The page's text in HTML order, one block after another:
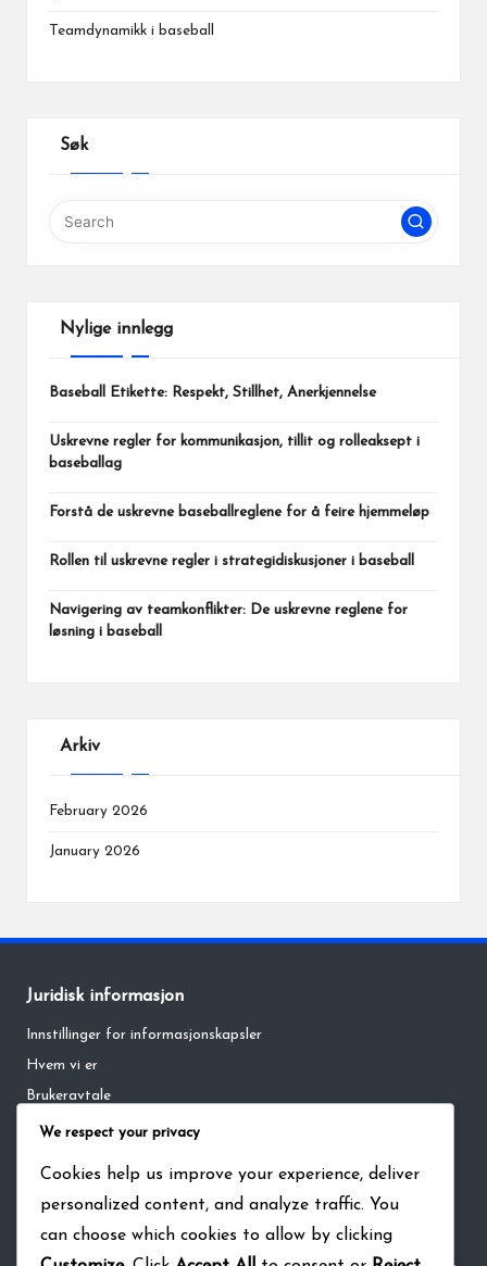
Teamdynamikk i baseball
Søk
Nylige innlegg
Baseball Etikette: Respekt, Stillhet, Anerkjennelse
Uskrevne regler for kommunikasjon, tillit og rolleaksept i
baseballag
Forstå de uskrevne baseballreglene for å feire hjemmeløp
Rollen til uskrevne regler i strategidiskusjoner i baseball
Navigering av teamkonflikter: De uskrevne reglene for
løsning i baseball
Arkiv
February 2026
January 2026
Juridisk informasjon
Innstillinger for informasjonskapsler
Hvem vi er
Brukeravtale
Personvernerklæring
Søk
We respect your privacy
Cookies help us improve your experience, deliver
personalized content, and analyze traffic. You
can choose which cookies to allow by clicking